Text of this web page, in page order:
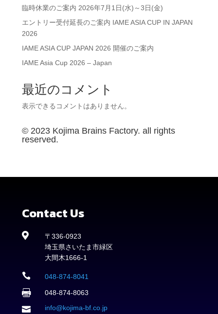
臨時休業のご案内 2026年7月1日(水)～3日(金)
エントリー受付延長のご案内 IAME ASIA CUP IN JAPAN
2026
IAME ASIA CUP JAPAN 2026 開催のご案内
IAME Asia Cup 2026 – Japan
最近のコメント
表示できるコメントはありません。
© 2023 Kojima Brains Factory. all rights
reserved.
Contact Us

〒336-0923
埼玉県さいたま市緑区
大間木1666-1
 048-874-8041
 048-874-8063
 info@kojima-bf.co.jp